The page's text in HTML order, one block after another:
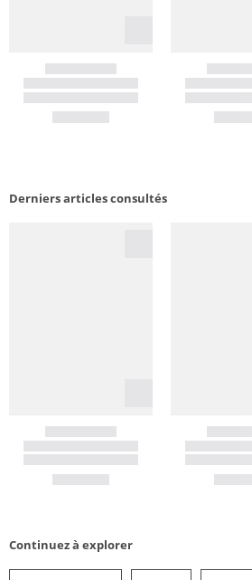
Derniers articles consultés
Continuez à explorer